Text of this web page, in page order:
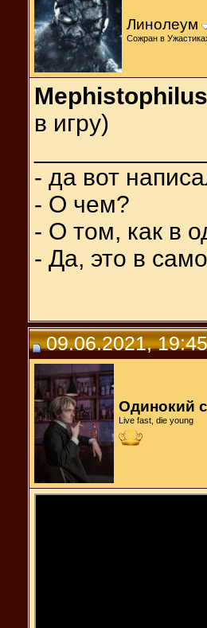
Линолеум
Сожран в
Mephistophilus
в игру)
- да вот
- О чем?
- О том, как в
- Да, это в
09.06.2021, 19:45
Одинокий
Live fast, die young